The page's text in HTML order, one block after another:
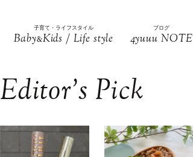
子育て・ライフスタイル
Baby&Kids / Life style
ブログ
4yuuu NOTE
Editor’s Pick